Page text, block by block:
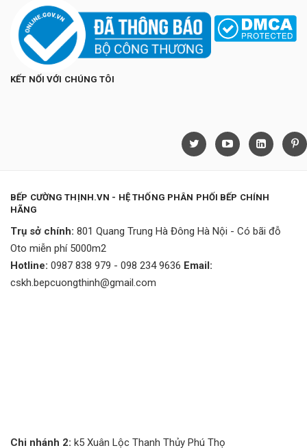
KẾT NỐI VỚI CHÚNG TÔI
BẾP CƯỜNG THỊNH.VN - HỆ THỐNG PHÂN PHỐI BẾP CHÍNH
HÃNG
Trụ sở chính: 801 Quang Trung Hà Đông Hà Nội - Có bãi đỗ
Oto miễn phí 5000m2
Hotline: 0987 838 979 - 098 234 9636 Email:
cskh.bepcuongthinh@gmail.com
Chi nhánh 2: k5 Xuân Lộc Thanh Thủy Phú Thọ